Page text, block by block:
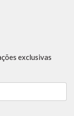
exclusivas